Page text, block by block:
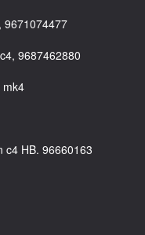
9671074477
9687462880
mk4
c4 HB. 96660163